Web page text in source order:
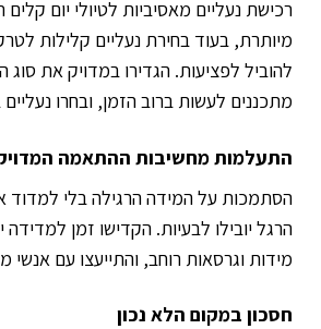
רכישת נעליים מאסיביות לטיולי יום קלים
מיותרת, בעוד בחירת נעליים קלילות
להוביל לפציעות. הגדירו במדויק את סוג
מתכננים לעשות ברוב הזמן, ובחרו
התעלמות מחשיבות ההתאמה
הסתמכות על המידה הרגילה בלי למדוד
הרגל יובילו לבעיות. הקדישו זמן
מידות וגרסאות רוחב, והתייעצו עם אנשי
חסכון במקום הלא נכון